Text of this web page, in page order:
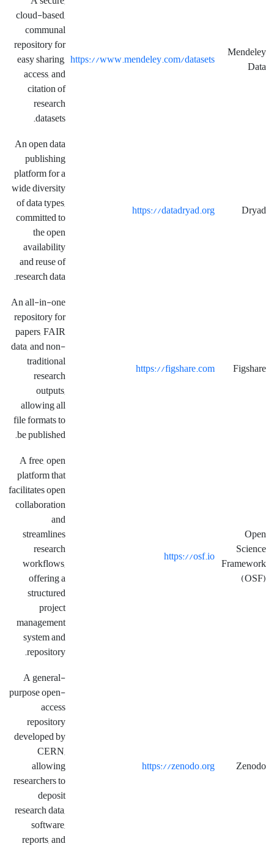
Mendeley
Data
https://www.mendeley.com/datasets
cloud-based,
communal
repository for
easy sharing,
access, and
citation of
research
datasets.
Dryad
https://datadryad.org
An open data
publishing
platform for a
wide diversity
of data types,
committed to
the open
availability
and reuse of
research data.
Figshare
https://figshare.com
An all-in-one
repository for
papers, FAIR
data, and non-
traditional
research
outputs,
allowing all
file formats to
be published.
Open
Science
Framework
(OSF)
https://osf.io
A free, open
platform that
facilitates open
collaboration
and
streamlines
research
workflows,
offering a
structured
project
management
system and
repository.
Zenodo
https://zenodo.org
A general-
purpose open-
access
repository
developed by
CERN,
allowing
researchers to
deposit
research data,
software,
reports, and